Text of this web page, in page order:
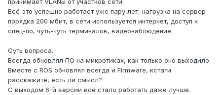
принимает VLANы от участков сети.
Всё это успешно работает уже пару лет, нагрузка на сервер
порядка 200 мбит, в сети используется интернет, доступ к
спец-по, чуть-чуть терминалов, видеонаблюдение.
Суть вопроса.
Всегда обновлял ПО на микротиках, как только оно выходило.
Вместе с ROS обновлял всегда и Firmware, кстати
расскажите, есть ли смысл?
С выходом 6-й версии всё стало работать даже лучше.